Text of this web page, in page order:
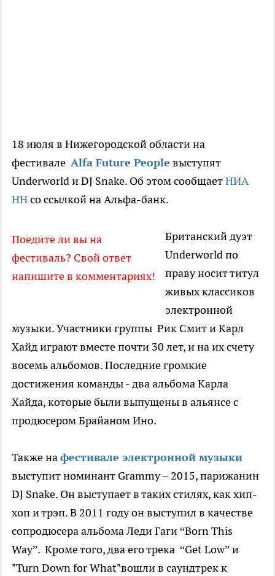
18 июля в Нижегородской области на
фестивале Alfa Future People выступят
Underworld и DJ Snake. Об этом сообщаетНИА
ННсо ссылкой на Альфа-банк.
Поедите ли вы на
фестиваль? Свой ответ
напишите в комментариях!
Британский дуэт
Underworld по
праву носит титул
живых классиков
электронной
музыки. Участники группы Рик Смит и Карл
Хайд играют вместе почти 30 лет, и на их счету
восемь альбомов. Последние громкие
достижения команды - два альбома Карла
Хайда, которые были выпущены в альянсе с
продюсером Брайаном Ино.
Также нафестивале электронной музыки
выступит номинант Grammy – 2015, парижанин
DJ Snake. Он выступает в таких стилях, как хип-
хоп и трэп. В 2011 году он выступил в качестве
сопродюсера альбома Леди Гаги “Born This
Way”. Кроме того, два его трека “Get Low” и
"Turn Down for What"вошли в саундтрек к